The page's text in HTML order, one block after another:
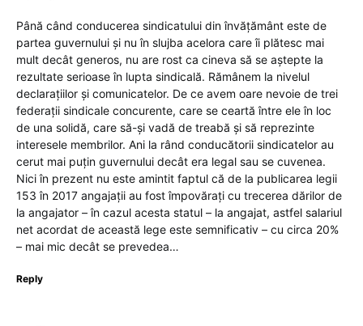
Până când conducerea sindicatului din învățământ este de
partea guvernului și nu în slujba acelora care îi plătesc mai
mult decât generos, nu are rost ca cineva să se aștepte la
rezultate serioase în lupta sindicală. Rămânem la nivelul
declarațiilor și comunicatelor. De ce avem oare nevoie de trei
federații sindicale concurente, care se ceartă între ele în loc
de una solidă, care să-și vadă de treabă și să reprezinte
interesele membrilor. Ani la rând conducătorii sindicatelor au
cerut mai puțin guvernului decât era legal sau se cuvenea.
Nici în prezent nu este amintit faptul că de la publicarea legii
153 în 2017 angajații au fost împovărați cu trecerea dărilor de
la angajator – în cazul acesta statul – la angajat, astfel salariul
net acordat de această lege este semnificativ – cu circa 20%
– mai mic decât se prevedea…
Reply